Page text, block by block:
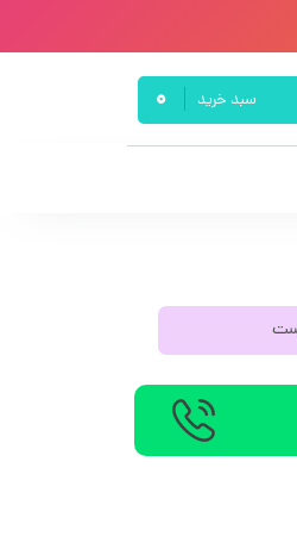
سبد خرید 0